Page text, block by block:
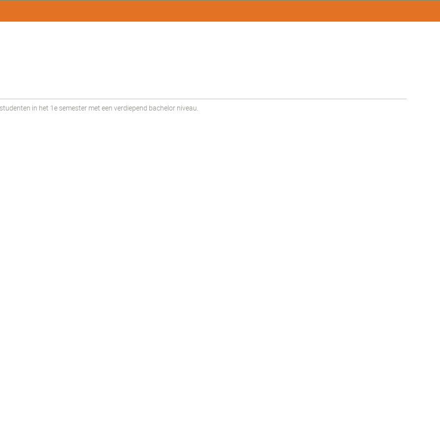
in het 1e semester met een verdiepend bachelor niveau.